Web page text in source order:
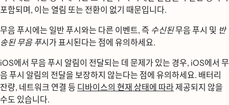
포함되며, 이는 열림 또는 전환이 없기 때문입니다.
무음 푸시에는 일반 푸시와는 다른 이벤트, 즉 수신된무음 푸시 및 반
송된 무음 푸시가 표시된다는 점에 유의하세요.
iOS에서 무음 푸시 알림이 전달되는 데 문제가 있는 경우, iOS에서 무
음 푸시 알림의 전달을 보장하지 않는다는 점에 유의하세요. 배터리
잔량, 네트워크 연결 등 디바이스의 현재 상태에 따라제공되지 않을
수도 있습니다.